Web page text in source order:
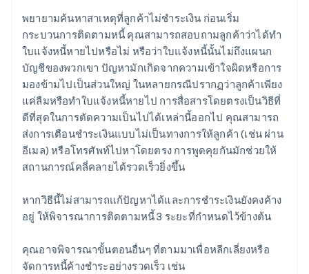
พยายามค้นหาสาเหตุที่ลูกค้าไม่ชำระเงิน ก่อนเริ่ม
กระบวนการติดตามหนี้ คุณสามารถสอบถามลูกค้าว่าได้ทำ
ใบแจ้งหนี้หายไปหรือไม่ หรือว่าใบแจ้งหนี้นั้นไม่ถึงแผนก
บัญชีของพวกเขา ปัญหามักเกิดจากความเข้าใจผิดหรือการ
มองข้ามไปเป็นส่วนใหญ่ ในหลายกรณีปรากฏว่าลูกค้าเพียง
แค่ลืมหรือทำใบแจ้งหนี้หายไป การสื่อสารโดยตรงเป็นวิธีที่
ดีที่สุดในการตัดความเป็นไปได้เหล่านี้ออกไป คุณสามารถ
ส่งการเตือนชำระเงินแบบไม่เป็นทางการให้ลูกค้า (เช่น ผ่าน
อีเมล) หรือโทรศัพท์ไปหาโดยตรง การพูดคุยกันมักช่วยให้
สถานการณ์คลี่คลายได้รวดเร็วยิ่งขึ้น
หากวิธีนี้ไม่สามารถแก้ปัญหาได้และการชำระเงินยังคงค้าง
อยู่ ให้พิจารณาการติดตามหนี้ 3 ระยะที่กําหนดไว้ข้างต้น
คุณอาจพิจารณาขั้นตอนอื่นๆ ที่ตามมาเพื่อหลีกเลี่ยงหรือ
จัดการหนี้ค้างชำระอย่างรวดเร็ว เช่น